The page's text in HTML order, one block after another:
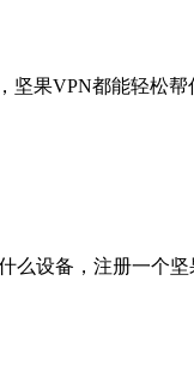
果VPN都能轻松
么设备，注册一个坚